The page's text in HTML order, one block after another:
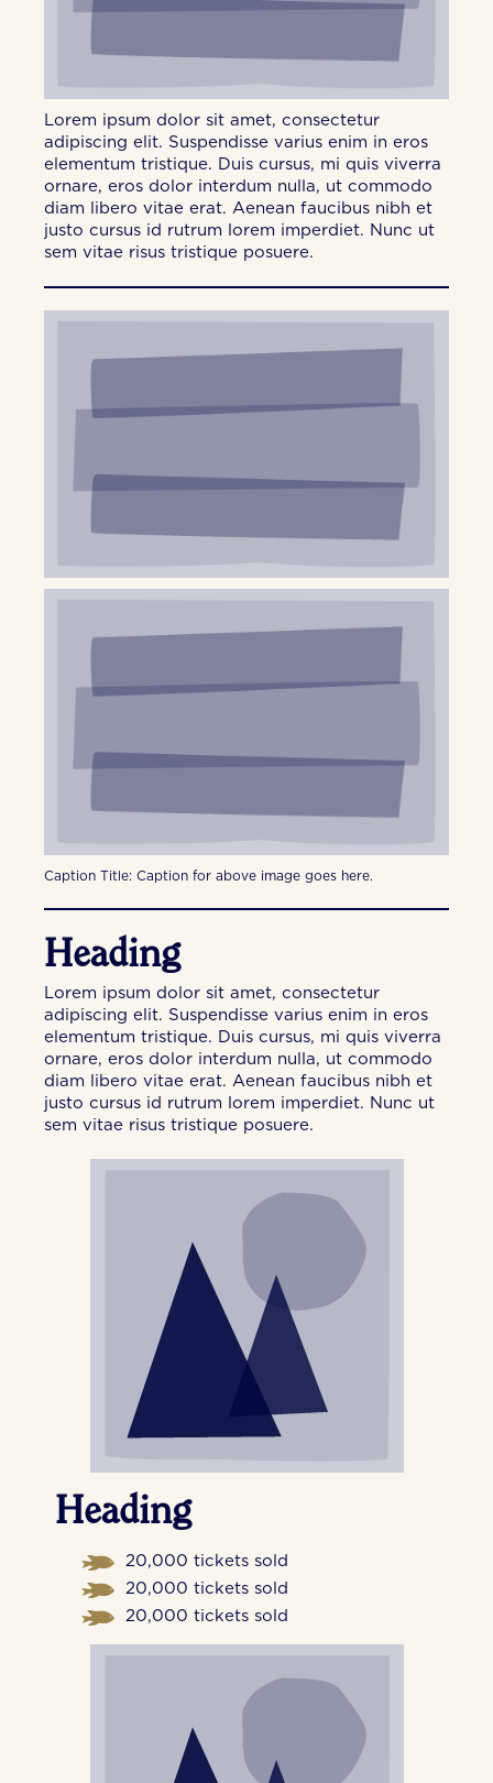
Lorem ipsum dolor sit amet, consectetur
adipiscing elit. Suspendisse varius enim in eros
elementum tristique. Duis cursus, mi quis viverra
ornare, eros dolor interdum nulla, ut commodo
diam libero vitae erat. Aenean faucibus nibh et
justo cursus id rutrum lorem imperdiet. Nunc ut
sem vitae risus tristique posuere.
Caption Title: Caption for above image goes here.
Heading
Lorem ipsum dolor sit amet, consectetur
adipiscing elit. Suspendisse varius enim in eros
elementum tristique. Duis cursus, mi quis viverra
ornare, eros dolor interdum nulla, ut commodo
diam libero vitae erat. Aenean faucibus nibh et
justo cursus id rutrum lorem imperdiet. Nunc ut
sem vitae risus tristique posuere.
Heading
20,000 tickets sold
20,000 tickets sold
20,000 tickets sold